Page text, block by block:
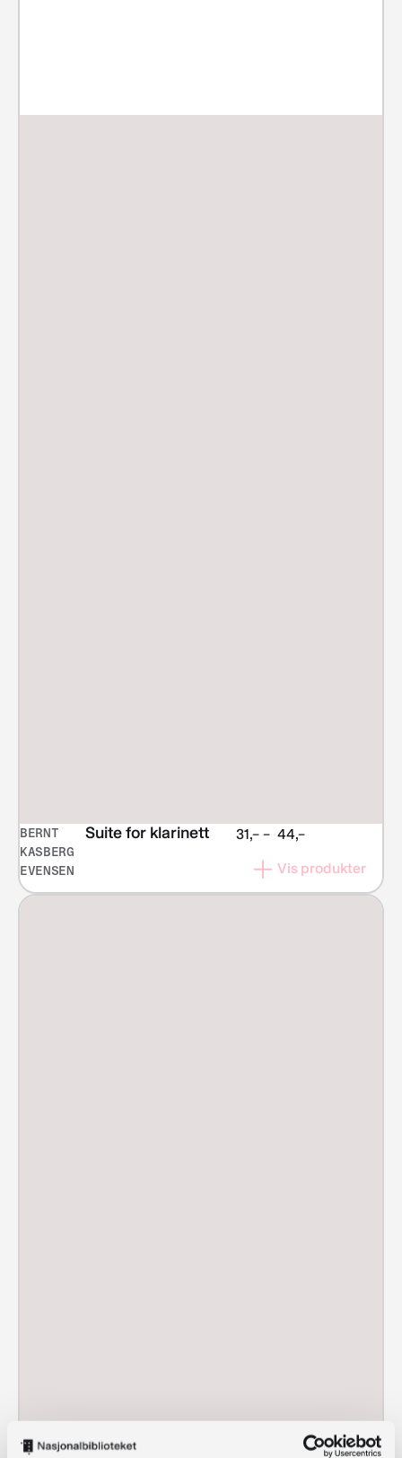
BERNT
KASBERG
EVENSEN
Suite for klarinett 31,– – 44,–Prisområde:
til
kr 44,–
Vis produkter